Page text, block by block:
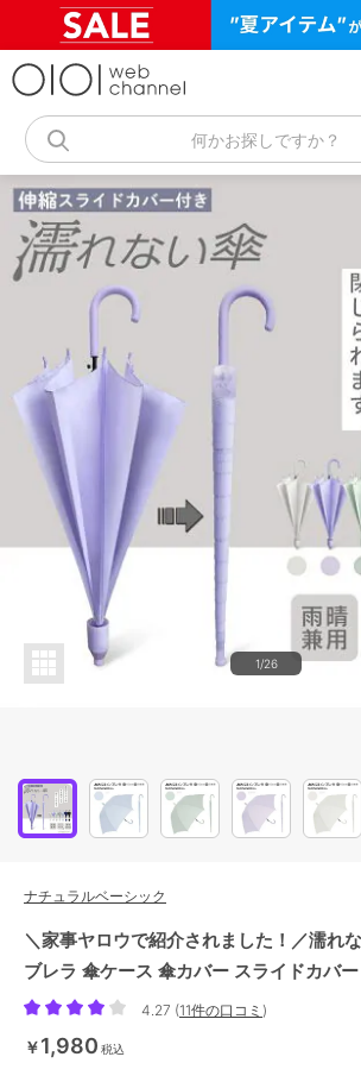
キ
何かお探しですか？
1/26
ナチュラルベーシック
＼家事ヤロウで紹介されました！／濡れ
ブレラ 傘ケース 傘カバー スライドカバー
4.27 (11件の口コミ )
￥1,980 税込